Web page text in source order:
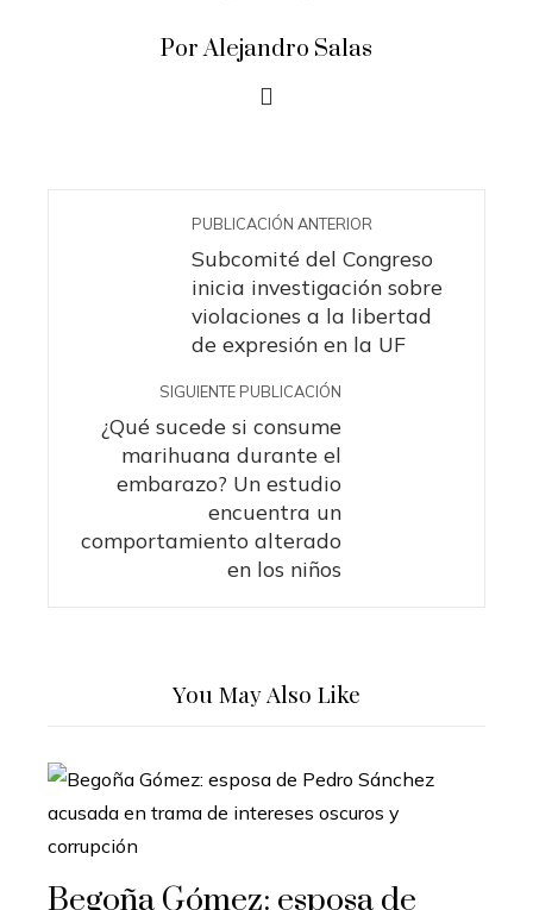
Por Alejandro Salas
PUBLICACIÓN ANTERIOR
Subcomité del Congreso
inicia investigación sobre
violaciones a la libertad
de expresión en la UF
SIGUIENTE PUBLICACIÓN
¿Qué sucede si consume
marihuana durante el
embarazo? Un estudio
encuentra un
comportamiento alterado
en los niños
You May Also Like
Begoña Gómez: esposa de